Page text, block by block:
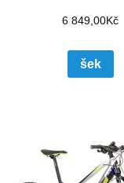
6 849,00Kč
šek